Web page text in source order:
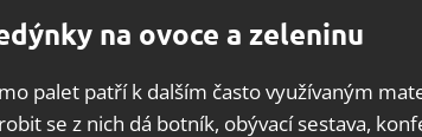
na ovoce a zeleninu
palet patří k dalším často využívaným
se z nich dá botník, obývací sestava,